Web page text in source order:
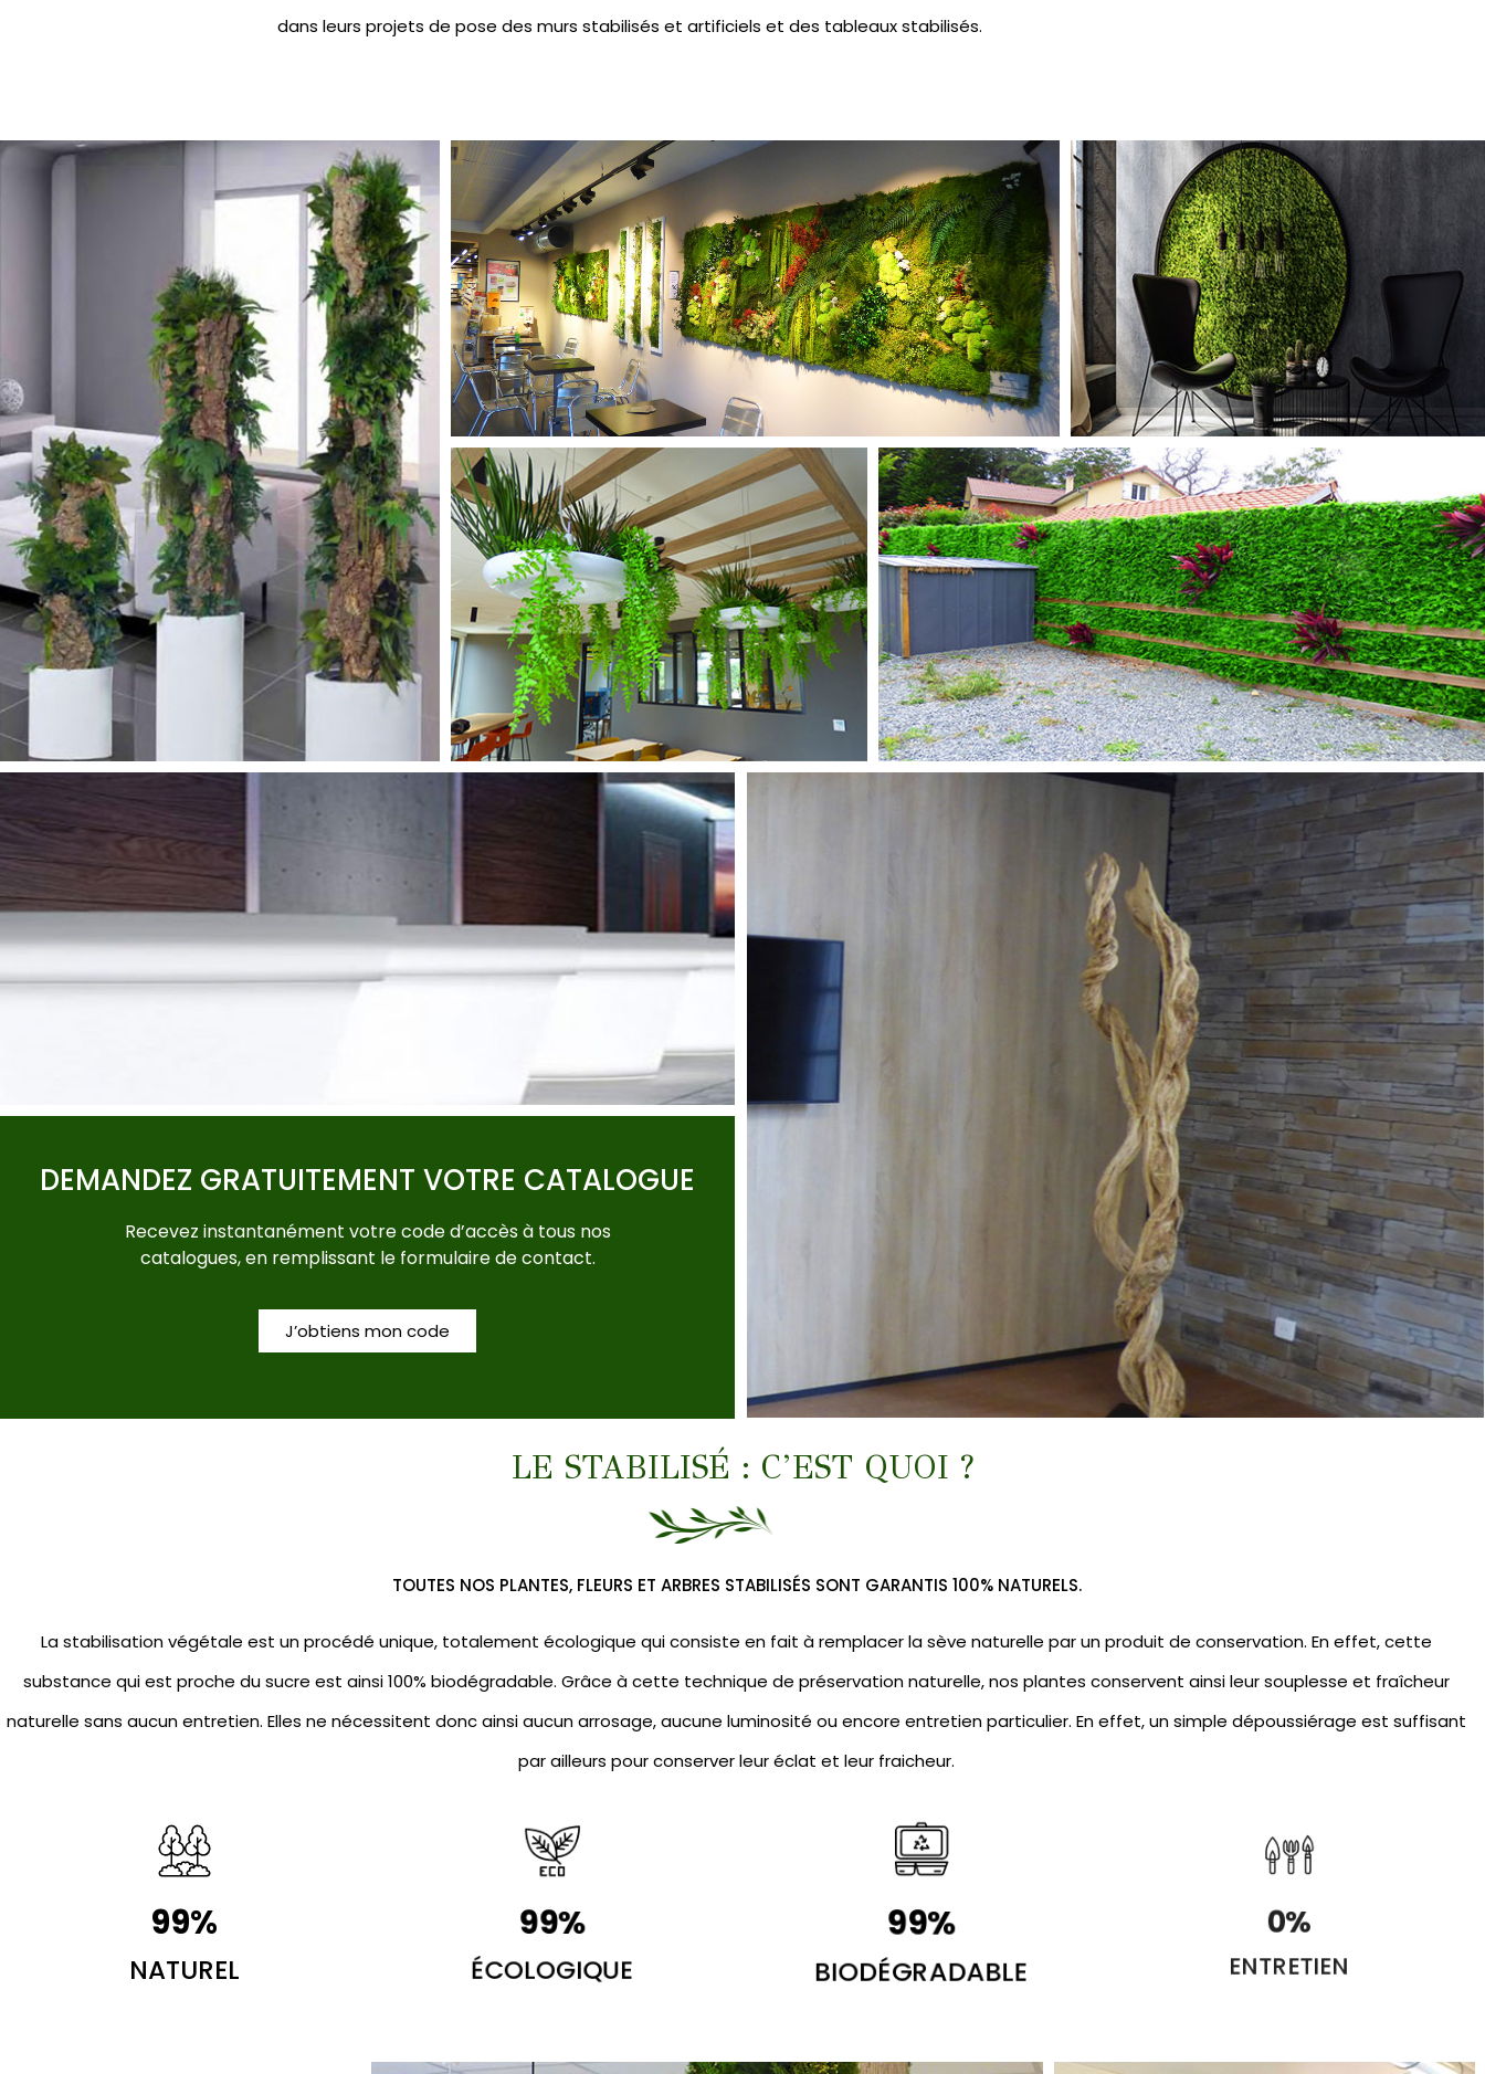
dans leurs projets de pose des murs stabilisés et artificiels et des tableaux stabilisés.
PLANTES STABILISÉES
MURS STABILISÉS TABLEAUX STABILISÉS
PLANTES
ARTIFICIELLES
MURS ARTIFCIELS
POTS & BACS
DEMANDEZ GRATUITEMENT VOTRE CATALOGUE
Recevez instantanément votre code d’accès à tous nos
catalogues, en remplissant le formulaire de contact.
J’obtiens mon code
LIANES & TRONCS
LE STABILISÉ : C’EST QUOI ?
TOUTES NOS PLANTES, FLEURS ET ARBRES STABILISÉS SONT GARANTIS 100% NATURELS.
La stabilisation végétale est un procédé unique, totalement écologique qui consiste en fait à remplacer la sève naturelle par un produit de conservation. En effet, cette
substance qui est proche du sucre est ainsi 100% biodégradable. Grâce à cette technique de préservation naturelle, nos plantes conservent ainsi leur souplesse et fraîcheur
naturelle sans aucun entretien. Elles ne nécessitent donc ainsi aucun arrosage, aucune luminosité ou encore entretien particulier. En effet, un simple dépoussiérage est suffisant
par ailleurs pour conserver leur éclat et leur fraicheur.
NATUREL
100%
ÉCOLOGIQUE
100%
BIODÉGRADABLE
100%
ENTRETIEN
0%